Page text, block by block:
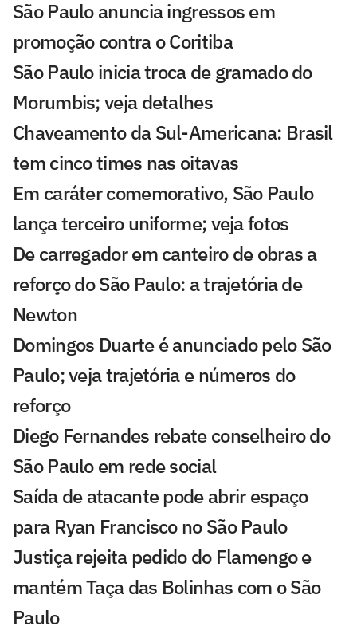
São Paulo anuncia ingressos em
promoção contra o Coritiba
São Paulo inicia troca de gramado do
Morumbis; veja detalhes
Chaveamento da Sul-Americana: Brasil
tem cinco times nas oitavas
Em caráter comemorativo, São Paulo
lança terceiro uniforme; veja fotos
De carregador em canteiro de obras a
reforço do São Paulo: a trajetória de
Newton
Domingos Duarte é anunciado pelo São
Paulo; veja trajetória e números do
reforço
Diego Fernandes rebate conselheiro do
São Paulo em rede social
Saída de atacante pode abrir espaço
para Ryan Francisco no São Paulo
Justiça rejeita pedido do Flamengo e
mantém Taça das Bolinhas com o São
Paulo